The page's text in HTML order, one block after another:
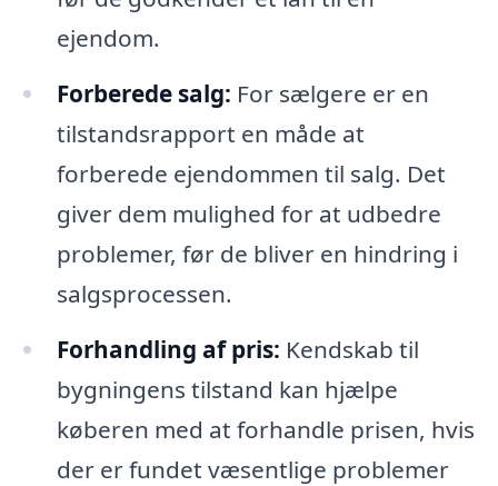
ejendom.
Forberede salg: For sælgere er en
tilstandsrapport en måde at
forberede ejendommen til salg. Det
giver dem mulighed for at udbedre
problemer, før de bliver en hindring i
salgsprocessen.
Forhandling af pris: Kendskab til
bygningens tilstand kan hjælpe
køberen med at forhandle prisen, hvis
der er fundet væsentlige problemer